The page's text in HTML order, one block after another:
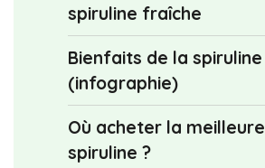
spiruline fraîche
Bienfaits de la spiruline
(infographie)
Où acheter la meilleure
spiruline ?